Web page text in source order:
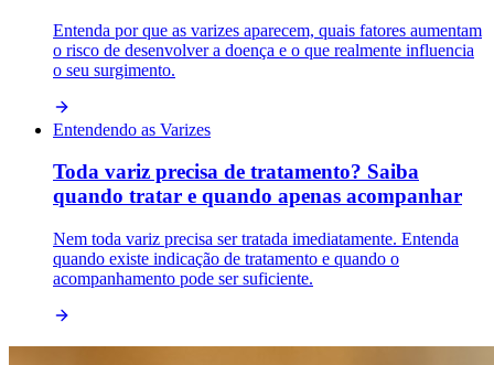
Entenda por que as varizes aparecem, quais fatores aumentam
o risco de desenvolver a doença e o que realmente influencia
o seu surgimento.
Entendendo as Varizes
Toda variz precisa de tratamento? Saiba
quando tratar e quando apenas acompanhar
Nem toda variz precisa ser tratada imediatamente. Entenda
quando existe indicação de tratamento e quando o
acompanhamento pode ser suficiente.